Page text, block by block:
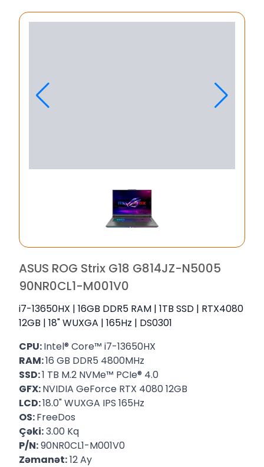
ASUS ROG Strix G18 G814JZ-N5005
90NR0CL1-M001V0
i7-13650HX | 16GB DDR5 RAM | 1TB SSD | RTX4080
12GB | 18" WUXGA | 165Hz | DS0301
CPU:Intel® Core™ i7-13650HX
RAM:16 GB DDR5 4800MHz
SSD:1 TB M.2 NVMe™ PCIe® 4.0
GFX:NVIDIA GeForce RTX 4080 12GB
LCD:18.0" WUXGA IPS 165Hz
OS:FreeDos
Çəki:3.00 Kq
P/N:90NR0CL1-M001V0
Zəmanət:12 Ay